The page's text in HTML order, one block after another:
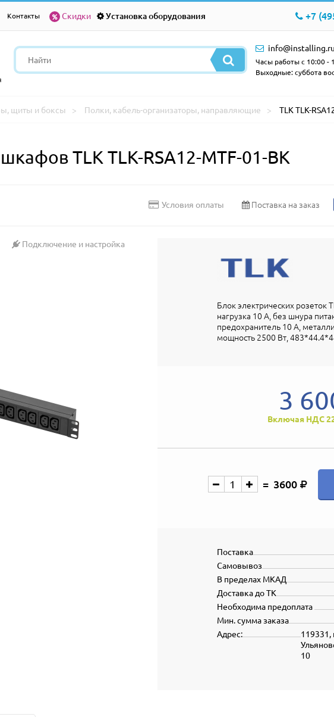
Контакты Скидки Установка оборудования +7
info@installing.ru
Часы работы с 10:00 -
Выходные: суббота
щиты и боксы Полки, кабель-организаторы, направляющие TLK TLK-
TLK TLK-RSA12-MTF-01-BK
Условия оплаты Поставка на заказ
Подключение и настройка
Блок электрических розеток
нагрузка 10 А, без шнура
предохранитель 10 А,
мощность 2500 Вт,
3
Включая НДС
3600
Поставка
Самовывоз
В пределах МКАД
Доставка до ТК
Необходима предоплата
Мин. сумма заказа
119331,
10
Адрес: